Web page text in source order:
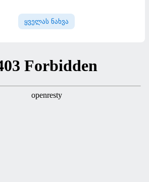
ყველას ნახვა